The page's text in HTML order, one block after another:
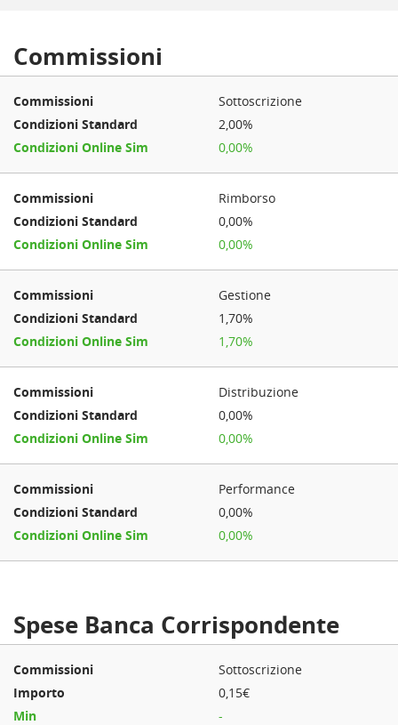
Commissioni
Sottoscrizione
2,00%
0,00%
Rimborso
0,00%
0,00%
Gestione
1,70%
1,70%
Distribuzione
0,00%
0,00%
Performance
0,00%
0,00%
Spese Banca Corrispondente
Sottoscrizione
0,15€
-